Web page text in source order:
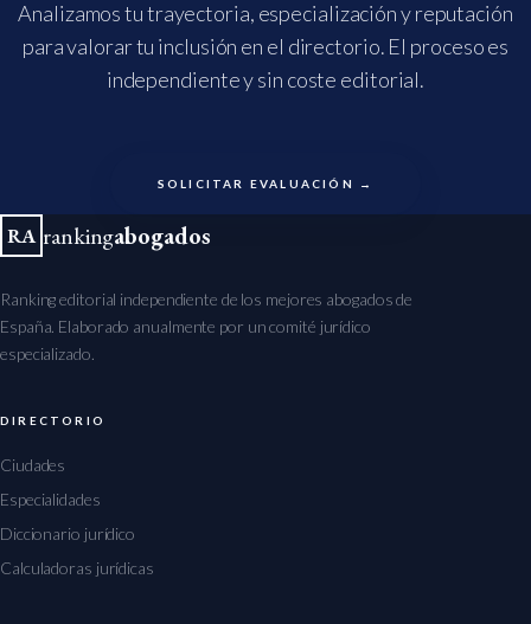
Analizamos tu trayectoria, especialización y reputación
para valorar tu inclusión en el directorio. El proceso es
independiente y sin coste editorial.
SOLICITAR EVALUACIÓN →
RA rankingabogados
Ranking editorial independiente de los mejores abogados de
España. Elaborado anualmente por un comité jurídico
especializado.
DIRECTORIO
Ciudades
Especialidades
Diccionario jurídico
Calculadoras jurídicas